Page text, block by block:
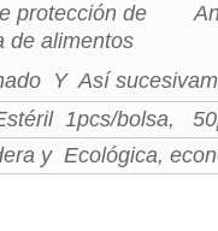
protección de
de alimentos
Y Así
1pcs/bolsa,
y Ecológica,